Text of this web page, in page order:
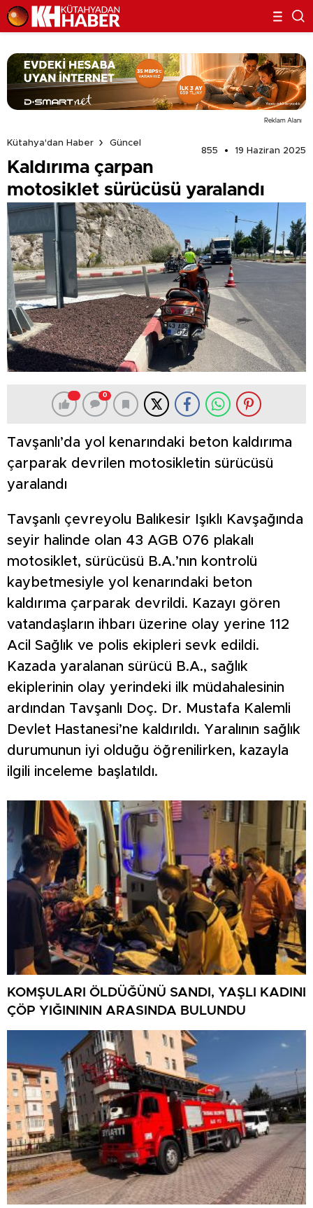
Reklam Alanı
Kütahya'dan Haber
Güncel
855
19 Haziran 2025
Kaldırıma çarpan
motosiklet sürücüsü yaralandı
0
Tavşanlı’da yol kenarındaki beton kaldırıma
çarparak devrilen motosikletin sürücüsü
yaralandı
Tavşanlı çevreyolu Balıkesir Işıklı Kavşağında
seyir halinde olan 43 AGB 076 plakalı
motosiklet, sürücüsü B.A.’nın kontrolü
kaybetmesiyle yol kenarındaki beton
kaldırıma çarparak devrildi. Kazayı gören
vatandaşların ihbarı üzerine olay yerine 112
Acil Sağlık ve polis ekipleri sevk edildi.
Kazada yaralanan sürücü B.A., sağlık
ekiplerinin olay yerindeki ilk müdahalesinin
ardından Tavşanlı Doç. Dr. Mustafa Kalemli
Devlet Hastanesi’ne kaldırıldı. Yaralının sağlık
durumunun iyi olduğu öğrenilirken, kazayla
ilgili inceleme başlatıldı.
KOMŞULARI ÖLDÜĞÜNÜ SANDI, YAŞLI KADINI
ÇÖP YIĞINININ ARASINDA BULUNDU